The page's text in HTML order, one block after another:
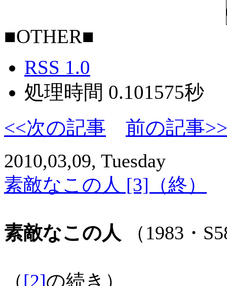
■OTHER■
RSS 1.0
処理時間 0.101575秒
<<次の記事
前の記事>>
2010,03,09, Tuesday
素敵なこの人 [3]（終）
素敵なこの人 （1983・
（[2]の続き）